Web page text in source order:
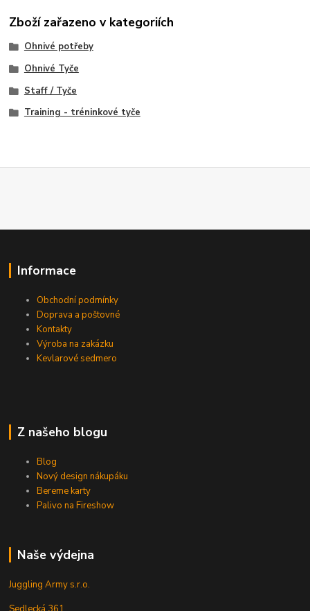
Zboží zařazeno v kategoriích
Ohnivé potřeby
Ohnivé Tyče
Staff / Tyče
Training - tréninkové tyče
Informace
Obchodní podmínky
Doprava a poštovné
Kontakty
Výroba na zakázku
Kevlarové sedmero
Z našeho blogu
Blog
Nový design nákupáku
Bereme karty
Palivo na Fireshow
Naše výdejna
Juggling Army s.r.o.